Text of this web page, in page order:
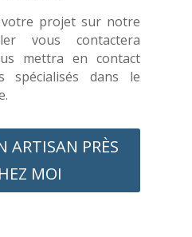
projet sur notre
vous contactera
mettra en contact
spécialisés dans le
ARTISAN PRÈS
MOI